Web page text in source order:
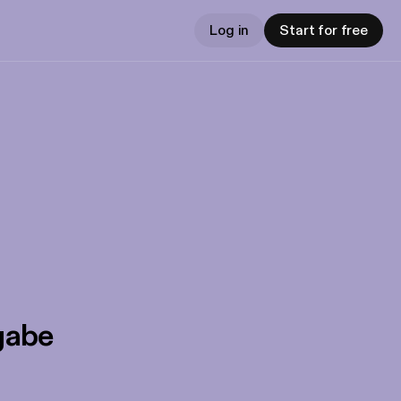
Log in Start for free